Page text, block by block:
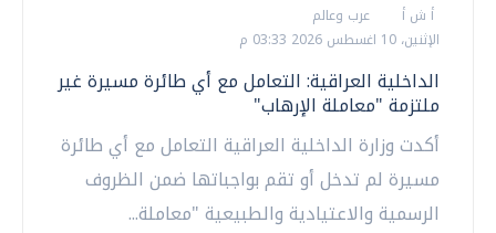
أ ش أ
عرب وعالم
الإثنين، 10 اغسطس 2026 03:33 م
الداخلية العراقية: التعامل مع أي طائرة مسيرة غير
ملتزمة "معاملة الإرهاب"
أكدت وزارة الداخلية العراقية التعامل مع أي طائرة
مسيرة لم تدخل أو تقم بواجباتها ضمن الظروف
الرسمية والاعتيادية والطبيعية "معاملة...